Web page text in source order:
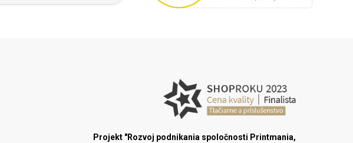
Projekt "Rozvoj podnikania spoločnosti Printmania,